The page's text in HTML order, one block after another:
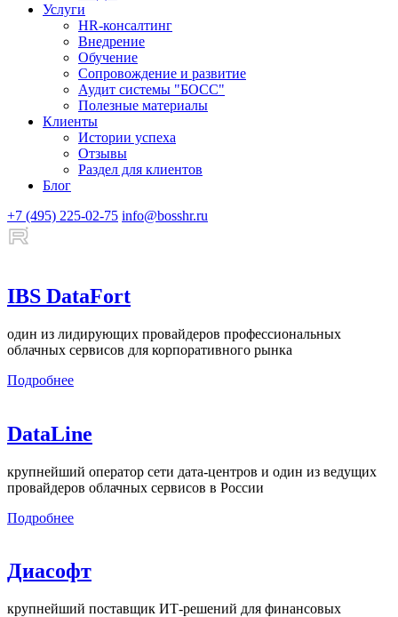
Услуги
HR-консалтинг
Внедрение
Обучение
Сопровождение и развитие
Аудит системы "БОСС"
Полезные материалы
Клиенты
Истории успеха
Отзывы
Раздел для клиентов
Блог
+7 (495) 225-02-75 info@bosshr.ru
IBS DataFort
один из лидирующих провайдеров профессиональных
облачных сервисов для корпоративного рынка
Подробнее
DataLine
крупнейший оператор сети дата-центров и один из ведущих
провайдеров облачных сервисов в России
Подробнее
Диасофт
крупнейший поставщик ИТ-решений для финансовых